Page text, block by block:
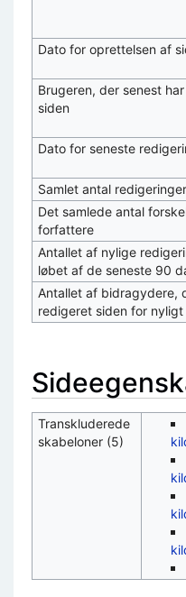
Dato for oprettelsen af
Brugeren, der senest
siden
Dato for seneste
Samlet antal redigeringer
Det samlede antal
forfattere
Antallet af nylige
løbet af de seneste 90
Antallet af bidragydere,
redigeret siden for nyligt
Transkluderede
skabeloner (5)